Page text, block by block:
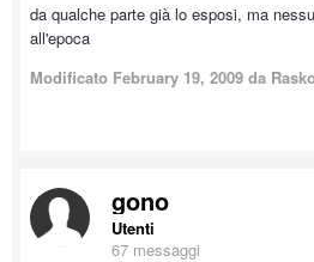
da qualche parte già lo esposi, ma
all'epoca
Modificato February 19, 2009 da
gono
Utenti
67 messaggi